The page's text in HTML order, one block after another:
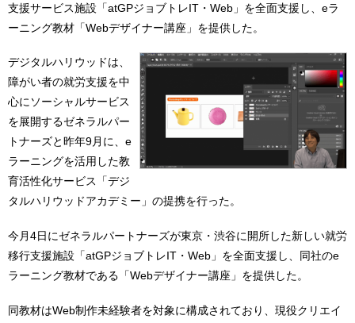
支援サービス施設「atGPジョブトレIT・Web」を全面支援し、eラ
ーニング教材「Webデザイナー講座」を提供した。
デジタルハリウッドは、
障がい者の就労支援を中
心にソーシャルサービス
を展開するゼネラルパー
トナーズと昨年9月に、e
ラーニングを活用した教
育活性化サービス「デジ
タルハリウッドアカデミー」の提携を行った。
今月4日にゼネラルパートナーズが東京・渋谷に開所した新しい就労
移行支援施設「atGPジョブトレIT・Web」を全面支援し、同社のe
ラーニング教材である「Webデザイナー講座」を提供した。
同教材はWeb制作未経験者を対象に構成されており、現役クリエイ